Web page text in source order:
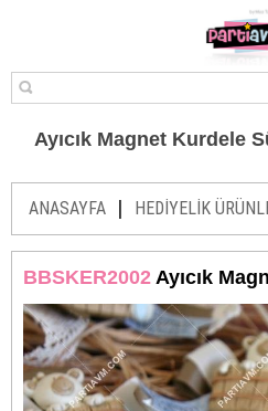
Ayıcık Magnet Kurdele
ANASAYFA | HEDİYELİK
BBSKER2002 Ayıcık